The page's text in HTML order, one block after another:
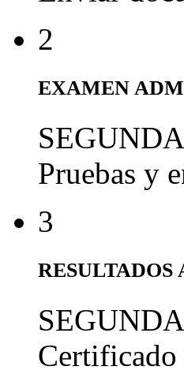
2
EXAMEN
Pruebas y
3
RESULTADOS